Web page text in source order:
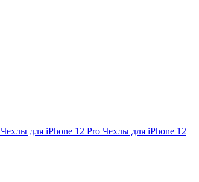
Чехлы для iPhone 12 Pro Чехлы для iPhone 12